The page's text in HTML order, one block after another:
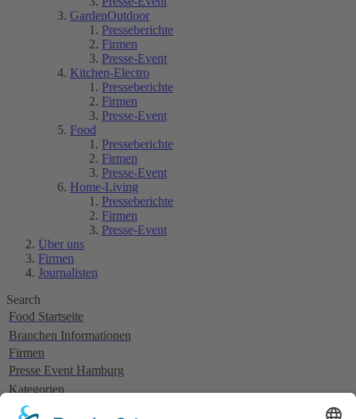
GardenOutdoor
Presseberichte
Firmen
Presse-Event
Kitchen-Electro
Presseberichte
Firmen
Presse-Event
Food
Presseberichte
Firmen
Presse-Event
Home-Living
Presseberichte
Firmen
Presse-Event
Über uns
Firmen
Journalisten
Search
Food Startseite
Branchen Informationen
Firmen
Presse Event Hamburg
Kategorien